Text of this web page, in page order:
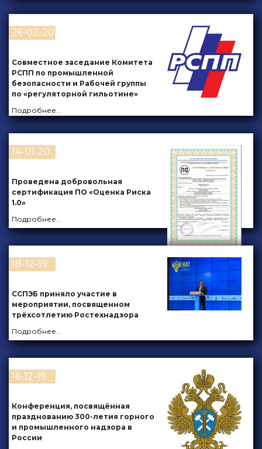
26-02-20
Совместное заседание Комитета
РСПП по промышленной
безопасности и Рабочей группы
по «регуляторной гильотине»
Подробнее...
14-01-20
Проведена добровольная
сертификация ПО «Оценка Риска
1.0»
Подробнее...
18-12-19
ССПЭБ приняло участие в
мероприятии, посвященном
трёхсотлетию Ростехнадзора
Подробнее...
16-12-19
Конференция, посвящённая
празднованию 300-летия горного
и промышленного надзора в
России